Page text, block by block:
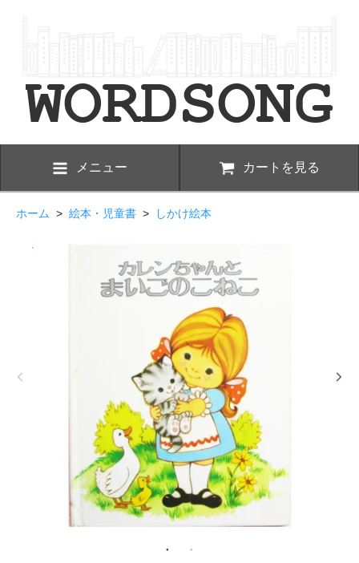
メニュー カートを見る
ホーム > 絵本・児童書 > しかけ絵本